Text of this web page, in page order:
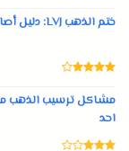
ختم الذهب LVJ: دليل أصالة وفخامة المجوهرات
مشاكل ترسيب الذهب
احد